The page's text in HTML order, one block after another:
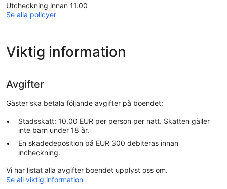
Utcheckning innan 11.00
Se alla policyer
Viktig information
Avgifter
Gäster ska betala följande avgifter på boendet:
Stadsskatt: 10.00 EUR per person per natt. Skatten gäller
inte barn under 18 år.
En skadedeposition på EUR 300 debiteras innan
incheckning.
Vi har listat alla avgifter boendet upplyst oss om.
Se all viktig information